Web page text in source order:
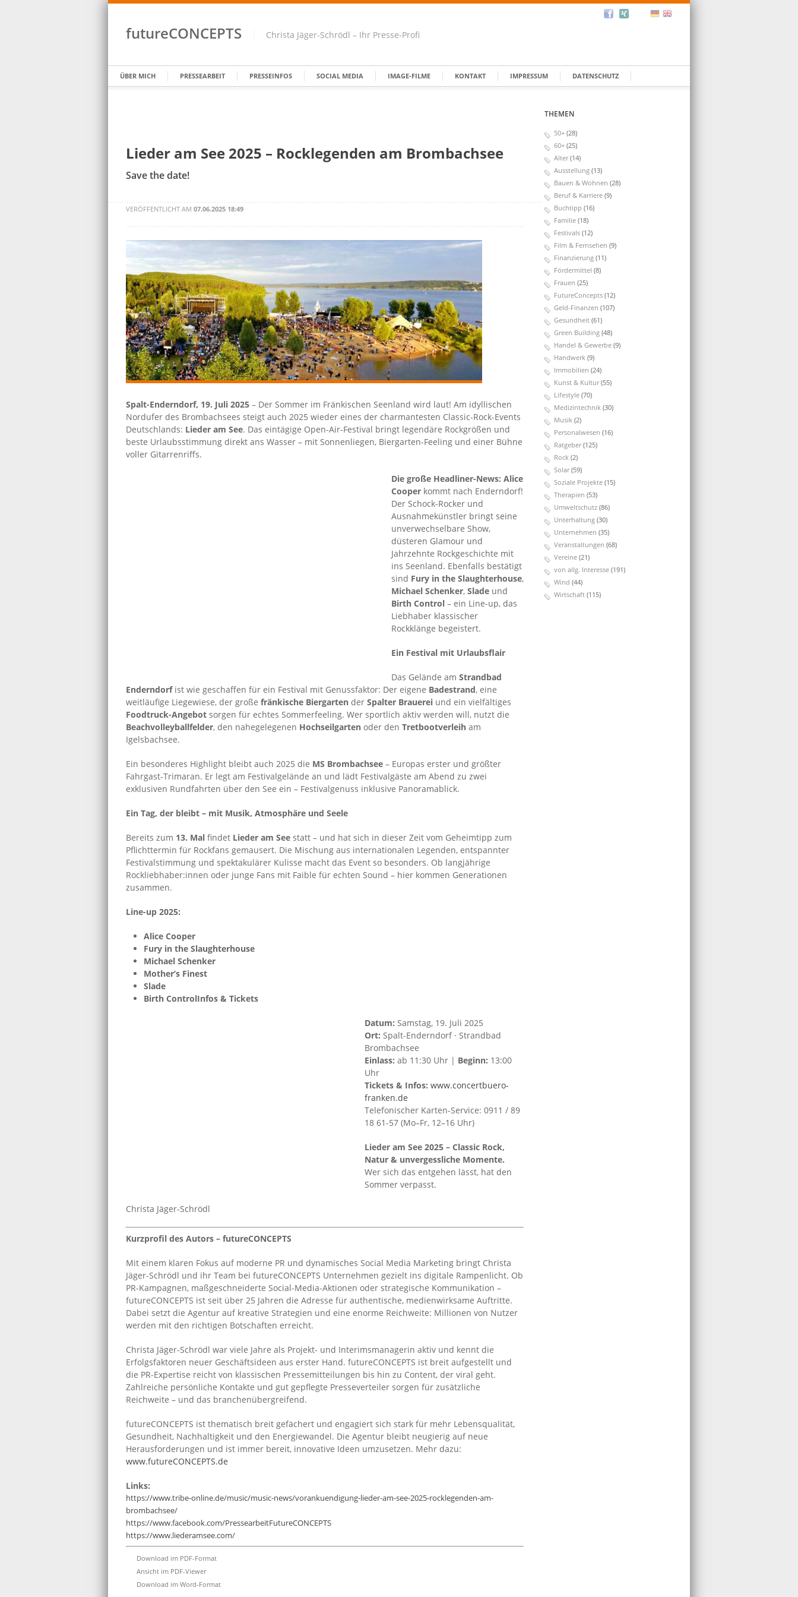
futureCONCEPTS Christa Jäger-Schrödl – Ihr Presse-Profi
ÜBER MICH PRESSEARBEIT PRESSEINFOS SOCIAL MEDIA IMAGE-FILME KONTAKT IMPRESSUM DATENSCHUTZ
Lieder am See 2025 – Rocklegenden am Brombachsee
Save the date!
VERÖFFENTLICHT AM 07.06.2025 18:49
Spalt-Enderndorf, 19. Juli 2025 – Der Sommer im Fränkischen Seenland wird laut! Am idyllischen
Nordufer des Brombachsees steigt auch 2025 wieder eines der charmantesten Classic-Rock-Events
Deutschlands: Lieder am See. Das eintägige Open-Air-Festival bringt legendäre Rockgrößen und
beste Urlaubsstimmung direkt ans Wasser – mit Sonnenliegen, Biergarten-Feeling und einer Bühne
voller Gitarrenriffs.
Die große Headliner-News: Alice
Cooper kommt nach Enderndorf!
Der Schock-Rocker und
Ausnahmekünstler bringt seine
unverwechselbare Show,
düsteren Glamour und
Jahrzehnte Rockgeschichte mit
ins Seenland. Ebenfalls bestätigt
sind Fury in the Slaughterhouse,
Michael Schenker, Slade und
Birth Control – ein Line-up, das
Liebhaber klassischer
Rockklänge begeistert.
Ein Festival mit Urlaubsflair
Das Gelände am Strandbad
Enderndorfist wie geschaffen für ein Festival mit Genussfaktor: Der eigene Badestrand, eine
weitläufige Liegewiese, der große fränkische Biergarten der Spalter Brauerei und ein vielfältiges
Foodtruck-Angebot sorgen für echtes Sommerfeeling. Wer sportlich aktiv werden will, nutzt die
Beachvolleyballfelder, den nahegelegenen Hochseilgarten oder den Tretbootverleih am
Igelsbachsee.
Ein besonderes Highlight bleibt auch 2025 die MS Brombachsee – Europas erster und größter
Fahrgast-Trimaran. Er legt am Festivalgelände an und lädt Festivalgäste am Abend zu zwei
exklusiven Rundfahrten über den See ein – Festivalgenuss inklusive Panoramablick.
Ein Tag, der bleibt – mit Musik, Atmosphäre und Seele
Bereits zum 13. Mal findet Lieder am See statt – und hat sich in dieser Zeit vom Geheimtipp zum
Pflichttermin für Rockfans gemausert. Die Mischung aus internationalen Legenden, entspannter
Festivalstimmung und spektakulärer Kulisse macht das Event so besonders. Ob langjährige
Rockliebhaber:innen oder junge Fans mit Faible für echten Sound – hier kommen Generationen
zusammen.
Line-up 2025:
Alice Cooper
Fury in the Slaughterhouse
Michael Schenker
Mother’s Finest
Slade
Birth ControlInfos & Tickets
Datum: Samstag, 19. Juli 2025
Ort: Spalt-Enderndorf · Strandbad
Brombachsee
Einlass: ab 11:30 Uhr | Beginn: 13:00
Uhr
Tickets & Infos: www.concertbuero-
franken.de
Telefonischer Karten-Service: 0911 / 89
18 61-57 (Mo–Fr, 12–16 Uhr)
Lieder am See 2025 – Classic Rock,
Natur & unvergessliche Momente.
Wer sich das entgehen lässt, hat den
Sommer verpasst.
Christa Jäger-Schrödl
Kurzprofil des Autors – futureCONCEPTS
Mit einem klaren Fokus auf moderne PR und dynamisches Social Media Marketing bringt Christa
Jäger-Schrödl und ihr Team bei futureCONCEPTS Unternehmen gezielt ins digitale Rampenlicht. Ob
PR-Kampagnen, maßgeschneiderte Social-Media-Aktionen oder strategische Kommunikation –
futureCONCEPTS ist seit über 25 Jahren die Adresse für authentische, medienwirksame Auftritte.
Dabei setzt die Agentur auf kreative Strategien und eine enorme Reichweite: Millionen von Nutzer
werden mit den richtigen Botschaften erreicht.
Christa Jäger-Schrödl war viele Jahre als Projekt- und Interimsmanagerin aktiv und kennt die
Erfolgsfaktoren neuer Geschäftsideen aus erster Hand. futureCONCEPTS ist breit aufgestellt und
die PR-Expertise reicht von klassischen Pressemitteilungen bis hin zu Content, der viral geht.
Zahlreiche persönliche Kontakte und gut gepflegte Presseverteiler sorgen für zusätzliche
Reichweite – und das branchenübergreifend.
futureCONCEPTS ist thematisch breit gefächert und engagiert sich stark für mehr Lebensqualität,
Gesundheit, Nachhaltigkeit und den Energiewandel. Die Agentur bleibt neugierig auf neue
Herausforderungen und ist immer bereit, innovative Ideen umzusetzen. Mehr dazu:
www.futureCONCEPTS.de
Links:
https://www.tribe-online.de/music/music-news/vorankuendigung-lieder-am-see-2025-rocklegenden-am-
brombachsee/
https://www.facebook.com/PressearbeitFutureCONCEPTS
https://www.liederamsee.com/
Download im PDF-Format
Ansicht im PDF-Viewer
Download im Word-Format
THEMEN
50+ (28)
60+ (25)
Alter(14)
Ausstellung (13)
Bauen & Wohnen (28)
Beruf & Karriere (9)
Buchtipp (16)
Familie (18)
Festivals (12)
Film & Fernsehen (9)
Finanzierung (11)
Fördermittel (8)
Frauen (25)
FutureConcepts (12)
Geld-Finanzen (107)
Gesundheit (61)
Green Building (48)
Handel & Gewerbe (9)
Handwerk (9)
Immobilien (24)
Kunst & Kultur(55)
Lifestyle (70)
Medizintechnik (30)
Musik (2)
Personalwesen (16)
Ratgeber(125)
Rock (2)
Solar(59)
Soziale Projekte (15)
Therapien (53)
Umweltschutz (86)
Unterhaltung (30)
Unternehmen (35)
Veranstaltungen (68)
Vereine (21)
von allg. Interesse (191)
Wind (44)
Wirtschaft (115)